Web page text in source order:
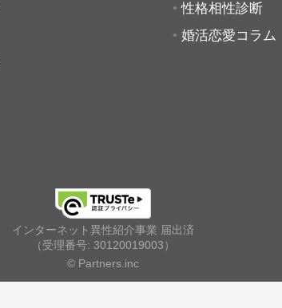
性格相性診断
婚活恋愛コラム
インターネット異性紹介事業 届出済
（受理番号: 30120019003）
© Partners.inc